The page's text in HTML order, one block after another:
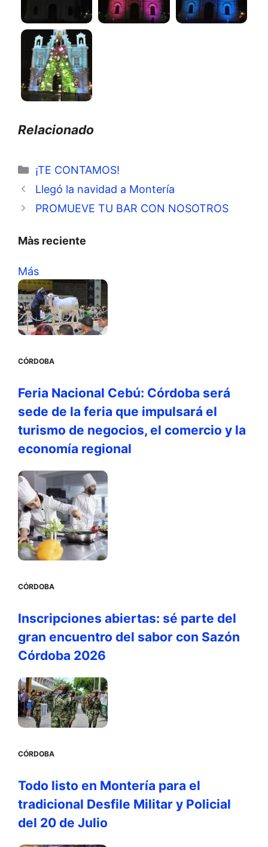
Relacionado
Categorías
¡TE CONTAMOS!
Llegó la navidad a Montería
PROMUEVE TU BAR CON NOSOTROS
Màs reciente
Más
CÓRDOBA
Feria Nacional Cebú: Córdoba será
sede de la feria que impulsará el
turismo de negocios, el comercio y la
economía regional
CÓRDOBA
Inscripciones abiertas: sé parte del
gran encuentro del sabor con Sazón
Córdoba 2026
CÓRDOBA
Todo listo en Montería para el
tradicional Desfile Militar y Policial
del 20 de Julio